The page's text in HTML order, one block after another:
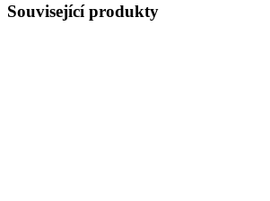
Související produkty